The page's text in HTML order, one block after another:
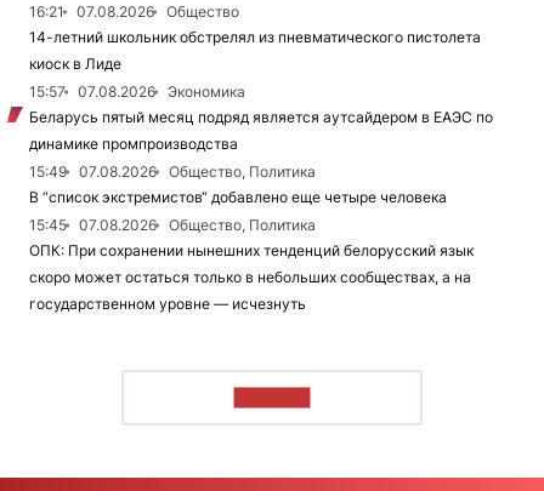
16:21
07.08.2026
Общество
14-летний школьник обстрелял из пневматического пистолета
киоск в Лиде
15:57
07.08.2026
Экономика
Беларусь пятый месяц подряд является аутсайдером в ЕАЭС по
динамике промпроизводства
15:49
07.08.2026
Общество, Политика
В “список экстремистов“ добавлено еще четыре человека
15:45
07.08.2026
Общество, Политика
ОПК: При сохранении нынешних тенденций белорусский язык
скоро может остаться только в небольших сообществах, а на
государственном уровне — исчезнуть